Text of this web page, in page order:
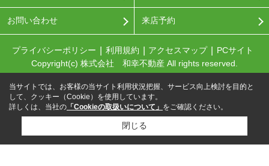
お問い合わせ 来店予約
プライバシーポリシー 利用規約 アクセスマップ
PCサイト
Copyright(c) 株式会社 和幸不動産 All rights reserved.
当サイトでは、お客様の当サイト利用状況把握、サービス向上検討を目的と
して、クッキー（Cookie）を使用しています。
詳しくは、当社の 「Cookieの取扱いについて」 をご確認ください。
閉じる